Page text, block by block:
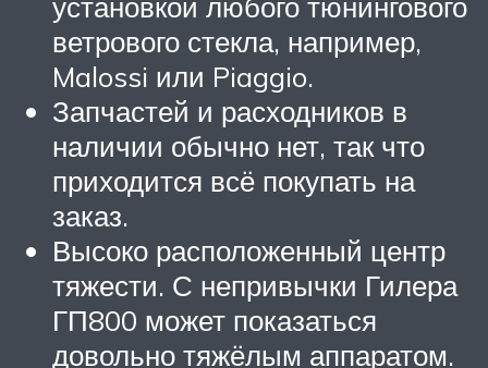
ветрового стекла, например,
Malossi или Piaggio.
Запчастей и расходников в
наличии обычно нет, так что
приходится всё покупать на
заказ.
Высоко расположенный центр
тяжести. С непривычки Гилера
ГП800 может показаться
довольно тяжёлым аппаратом.